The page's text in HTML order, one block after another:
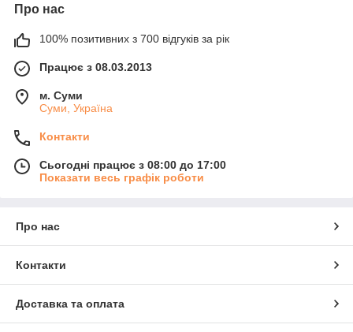
Про нас
100% позитивних з 700 відгуків за рік
Працює з 08.03.2013
м. Суми
Суми, Україна
Контакти
Сьогодні працює з 08:00 до 17:00
Показати весь графік роботи
Про нас
Контакти
Доставка та оплата